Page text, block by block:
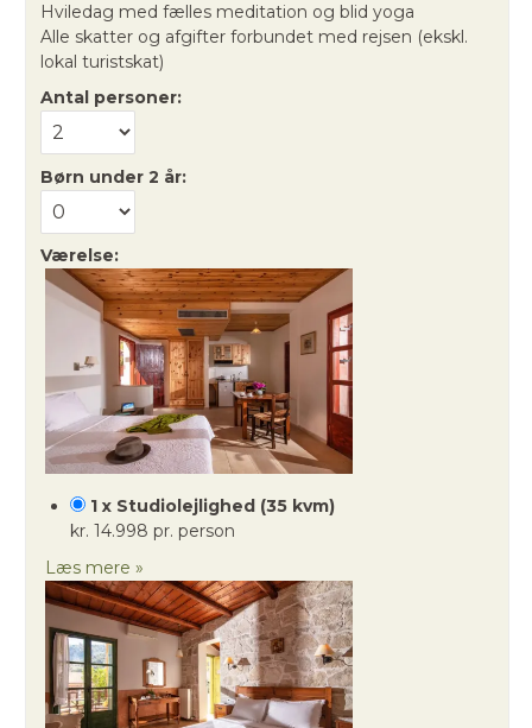
Hviledag med fælles meditation og blid yoga
Alle skatter og afgifter forbundet med rejsen (ekskl.
lokal turistskat)
Antal personer:
Børn under 2 år:
Værelse:
1 x Studiolejlighed (35 kvm)
kr. 14.998 pr. person
Læs mere »